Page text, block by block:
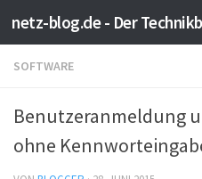
Zum Inhalt springen
netz-blog.de - Der
SOFTWARE
Benutzeranmeldung
ohne